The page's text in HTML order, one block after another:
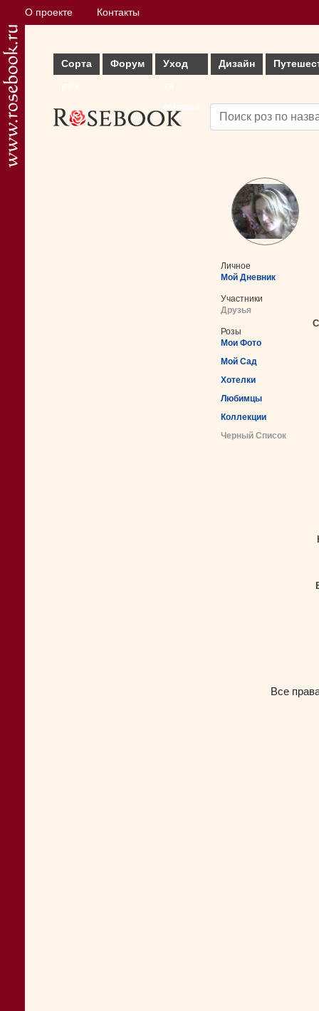
О проекте Контакты
Сорта
Форум
Уход
Дизайн
Личное
Мой Дневник
Участники
Друзья
Розы
Мои Фото
Мой Сад
Хотелки
Любимцы
Коллекции
Черный Список
Все